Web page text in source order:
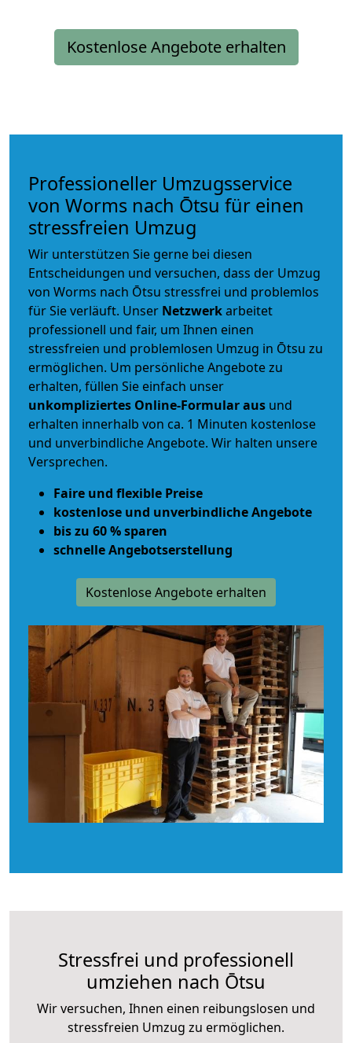
Kostenlose Angebote erhalten
Professioneller Umzugsservice
von Worms nach Ōtsu für einen
stressfreien Umzug
Wir unterstützen Sie gerne bei diesen
Entscheidungen und versuchen, dass der Umzug
von Worms nach Ōtsu stressfrei und problemlos
für Sie verläuft. Unser Netzwerkarbeitet
professionell und fair, um Ihnen einen
stressfreien und problemlosen Umzug in Ōtsu zu
ermöglichen. Um persönliche Angebote zu
erhalten, füllen Sie einfach unser
unkompliziertes Online-Formular aus und
erhalten innerhalb von ca. 1 Minuten kostenlose
und unverbindliche Angebote. Wir halten unsere
Versprechen.
Faire und flexible Preise
kostenlose und unverbindliche Angebote
bis zu 60 % sparen
schnelle Angebotserstellung
Kostenlose Angebote erhalten
Stressfrei und professionell
umziehen nach Ōtsu
Wir versuchen, Ihnen einen reibungslosen und
stressfreien Umzug zu ermöglichen.